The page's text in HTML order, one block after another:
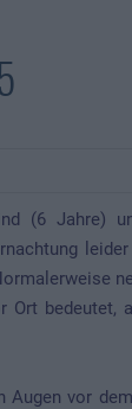
(6 Jahre)
Ort
vor